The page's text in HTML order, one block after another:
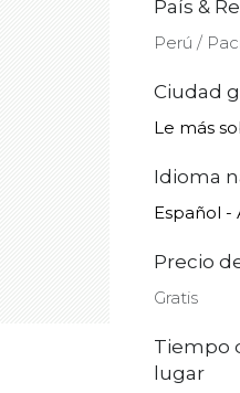
País &
Perú ∕
Ciudad
Le más
Idioma
Español -
Precio
Gratis
Tiempo
lugar